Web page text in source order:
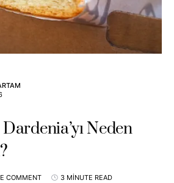
Dardenia’yı Neden
COMMENT 3 MINUTE READ